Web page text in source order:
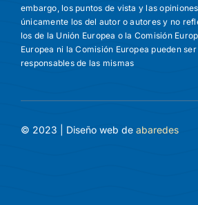
embargo, los puntos de vista y las
únicamente los del autor o autores y no
los de la Unión Europea o la Comisión
Europea ni la Comisión Europea pueden
responsables de las mismas
© 2023 | Diseño web de abaredes